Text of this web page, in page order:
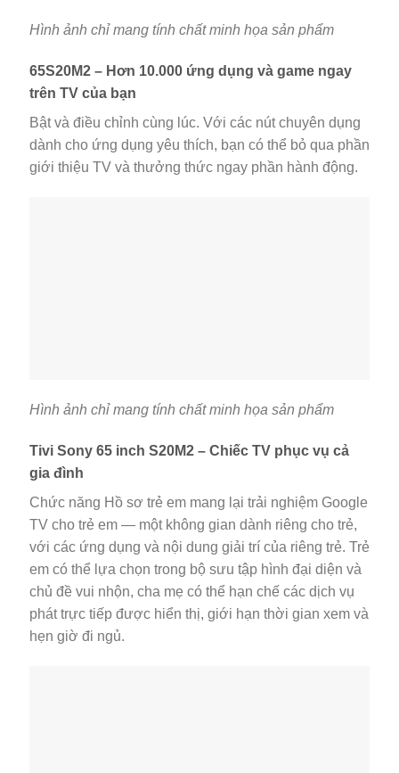
Hình ảnh chỉ mang tính chất minh họa sản phẩm
65S20M2 – Hơn 10.000 ứng dụng và game ngay
trên TV của bạn
Bật và điều chỉnh cùng lúc. Với các nút chuyên dụng
dành cho ứng dụng yêu thích, bạn có thể bỏ qua phần
giới thiệu TV và thưởng thức ngay phần hành động.
Hình ảnh chỉ mang tính chất minh họa sản phẩm
Tivi Sony 65 inch S20M2 – Chiếc TV phục vụ cả
gia đình
Chức năng Hồ sơ trẻ em mang lại trải nghiệm Google
TV cho trẻ em — một không gian dành riêng cho trẻ,
với các ứng dụng và nội dung giải trí của riêng trẻ. Trẻ
em có thể lựa chọn trong bộ sưu tập hình đại diện và
chủ đề vui nhộn, cha mẹ có thể hạn chế các dịch vụ
phát trực tiếp được hiển thị, giới hạn thời gian xem và
hẹn giờ đi ngủ.